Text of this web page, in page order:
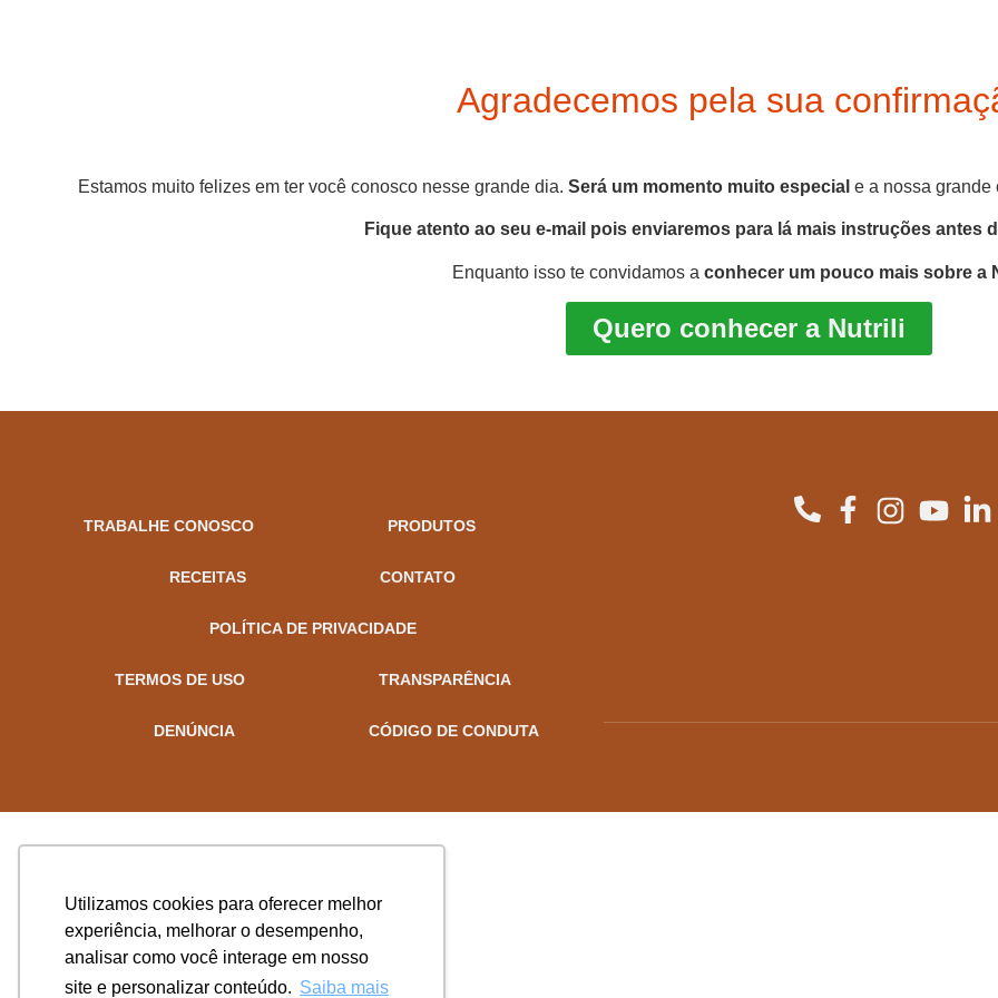
Utilizamos cookies para oferecer melhor
experiência, melhorar o desempenho,
analisar como você interage em nosso
site e personalizar conteúdo. Saiba mais
Agradecemos pela sua
Estamos muito felizes em ter você conosco nesse grande dia. Será um momento muito especial e a nossa grande
Fique atento ao seu e-mail pois enviaremos para lá mais instruções antes
Enquanto isso te convidamos a conhecer um pouco mais sobre a
Quero conhecer a Nutrili
TRABALHE CONOSCO PRODUTOS
RECEITAS CONTATO
POLÍTICA DE PRIVACIDADE
TERMOS DE USO TRANSPARÊNCIA
DENÚNCIA CÓDIGO DE CONDUTA